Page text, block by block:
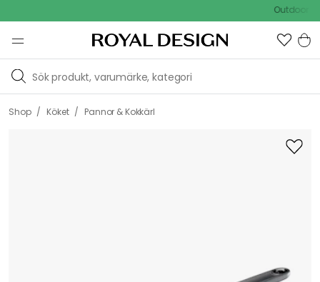
Outdoor Sale
Shop / Köket / Pannor & Kokkärl